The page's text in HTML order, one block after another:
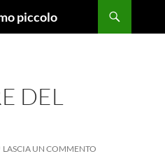
piccolo
DEL
LASCIA UN COMMENTO